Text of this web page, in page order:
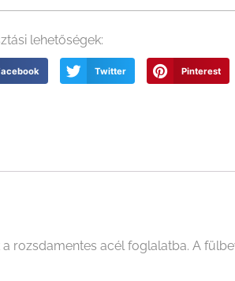
lehetőségek:
Twitter Pinterest
rozsdamentes acél foglalatba. A